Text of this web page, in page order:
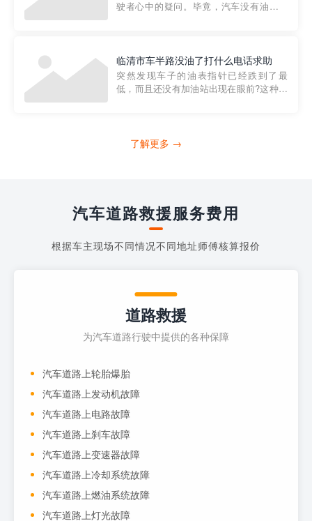
驶者心中的疑问。毕竟，汽车没有油就无
越者小程序是一款专门解决汽车没油问题
的在线服务平台。通过...
临清市车半路没油了打什么电话求助
突然发现车子的油表指针已经跌到了最
低，而且还没有加油站出现在眼前?这种情
打4006363122请求送油人员来帮助你。
了解更多 →
汽车道路救援服务费用
根据车主现场不同情况不同地址师傅核算报价
道路救援
为汽车道路行驶中提供的各种保障
汽车道路上轮胎爆胎
汽车道路上发动机故障
汽车道路上电路故障
汽车道路上刹车故障
汽车道路上变速器故障
汽车道路上冷却系统故障
汽车道路上燃油系统故障
汽车道路上灯光故障